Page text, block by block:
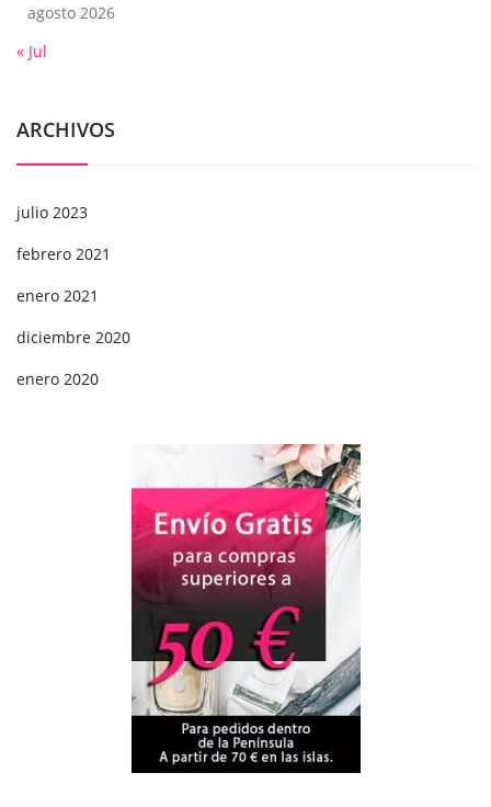
agosto 2026
« Jul
ARCHIVOS
julio 2023
febrero 2021
enero 2021
diciembre 2020
enero 2020